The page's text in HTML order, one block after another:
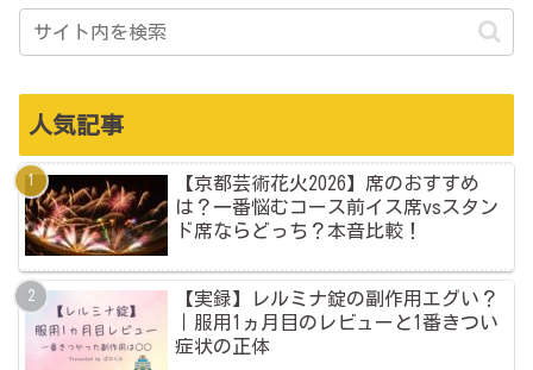
人気記事
【京都芸術花火2026】席のおすすめ
は？一番悩むコース前イス席vsスタン
ド席ならどっち？本音比較！
【実録】レルミナ錠の副作用エグい？
｜服用1ヵ月目のレビューと1番きつい
症状の正体